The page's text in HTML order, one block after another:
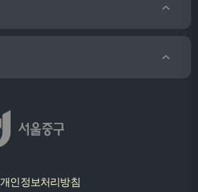
개인정보처리방침